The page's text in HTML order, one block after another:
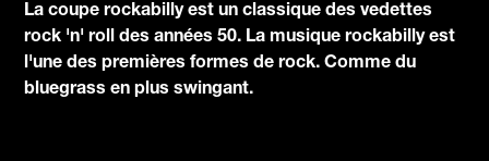
La coupe rockabilly est un classique des vedettes
rock 'n' roll des années 50. La musique rockabilly est
l'une des premières formes de rock. Comme du
bluegrass en plus swingant.